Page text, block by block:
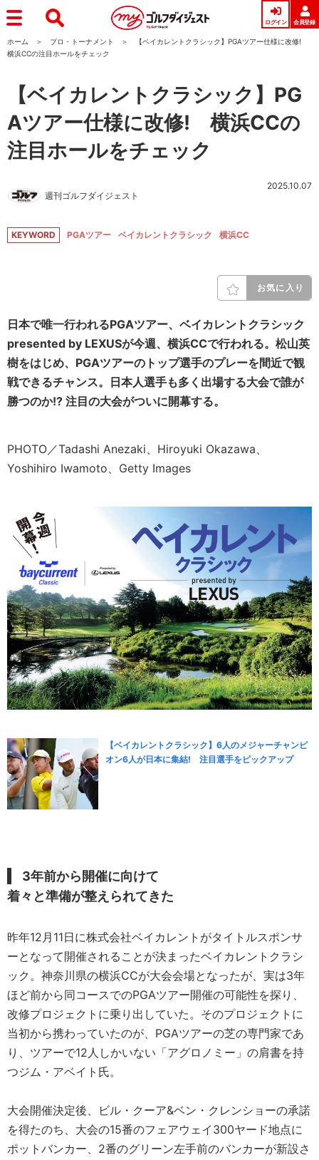
ログイン 会員登録
ホーム プロ・トーナメント
【ベイカレントクラシック】PGAツアー仕様に改修!
横浜CCの注目ホールをチェック
【ベイカレントクラシック】PG
Aツアー仕様に改修! 横浜CCの
注目ホールをチェック
週刊ゴルフダイジェスト
2025.10.07
KEYWORD PGAツアー ベイカレントクラシック 横浜CC
お気に入り
日本で唯一行われるPGAツアー、ベイカレントクラシック
presented by LEXUSが今週、横浜CCで行われる。松山英
樹をはじめ、PGAツアーのトップ選手のプレーを間近で観
戦できるチャンス。日本人選手も多く出場する大会で誰が
勝つのか!? 注目の大会がついに開幕する。
PHOTO／Tadashi Anezaki、Hiroyuki Okazawa、
Yoshihiro Iwamoto、Getty Images
【ベイカレントクラシック】6人のメジャーチャンピ
オン6人が日本に集結! 注目選手をピックアップ
3年前から開催に向けて
着々と準備が整えられてきた
昨年12月11日に株式会社ベイカレントがタイトルスポンサ
ーとなって開催されることが決まったベイカレントクラシ
ック。神奈川県の横浜CCが大会会場となったが、実は3年
ほど前から同コースでのPGAツアー開催の可能性を探り、
改修プロジェクトに乗り出していた。そのプロジェクトに
当初から携わっていたのが、PGAツアーの芝の専門家であ
り、ツアーで12人しかいない「アグロノミー」の肩書を持
つジム・アベイト氏。
大会開催決定後、ビル・クーア&ベン・クレンショーの承諾
を得たのち、大会の15番のフェアウェイ300ヤード地点に
ポットバンカー、2番のグリーン左手前のバンカーが新設さ